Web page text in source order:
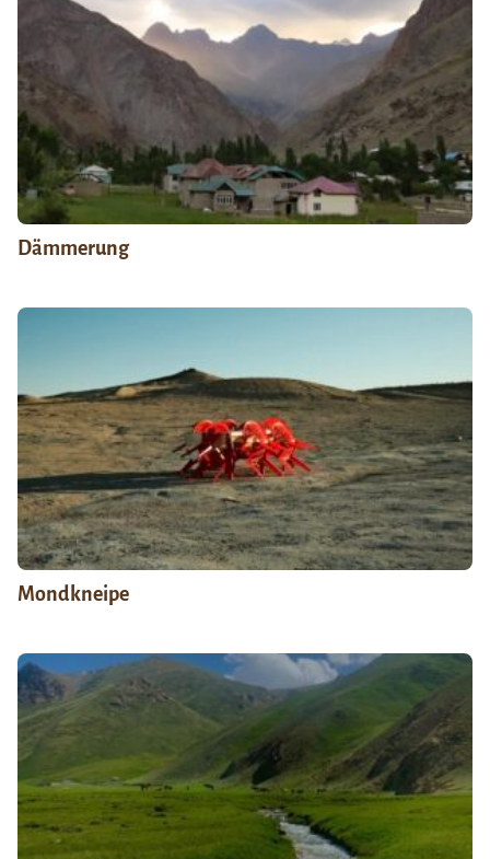
Dämmerung
Mondkneipe